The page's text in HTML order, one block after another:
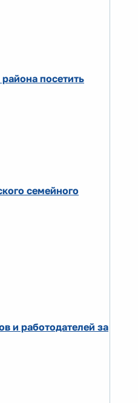
посетить
семейного
и работодателей за